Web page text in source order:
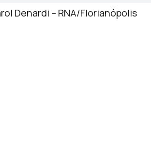
Denardi – RNA/Florianópolis